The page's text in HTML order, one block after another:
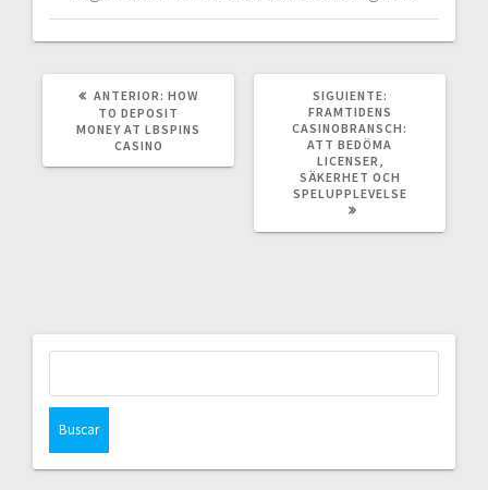
ANTERIOR: POST
ANTERIOR:
HOW
TO DEPOSIT
MONEY AT LBSPINS
CASINO
SIGUIENTE:
POST:
FRAMTIDENS
CASINOBRANSCH:
ATT BEDÖMA
LICENSER,
SÄKERHET OCH
SPELUPPLEVELSE